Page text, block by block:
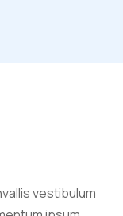
vestibulum